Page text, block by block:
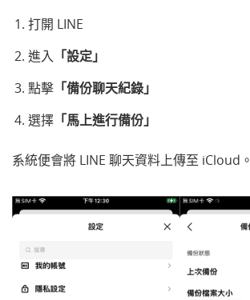
打開 LINE
進入 「設定」
點擊 「備份聊天紀錄」
選擇 「馬上進行備份」
系統便會將 LINE 聊天資料上傳至 iCloud。